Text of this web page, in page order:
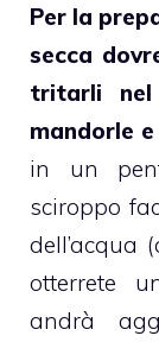
Per la
secca
tritarli nel
mandorle
in un
sciroppo
dell’acqua
otterrete
andrà